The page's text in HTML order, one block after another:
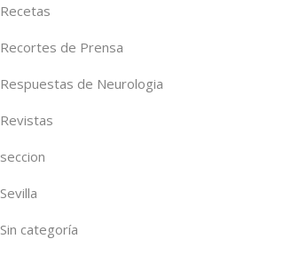
Recetas
Recortes de Prensa
Respuestas de Neurologia
Revistas
seccion
Sevilla
Sin categoría